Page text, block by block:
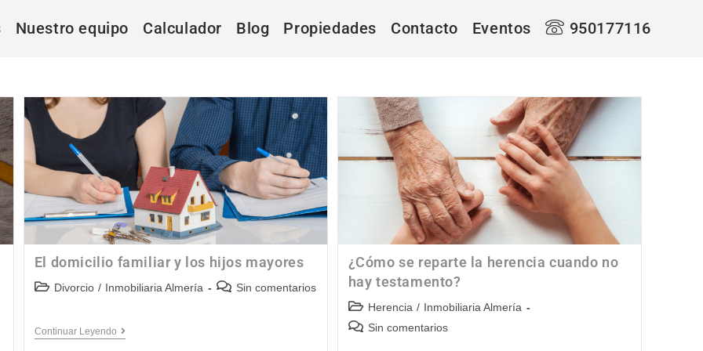
Nuestro equipo Calculador Blog Propiedades Contacto Eventos 950177116
El domicilio familiar y los hijos mayores
Divorcio / Inmobiliaria Almería Sin comentarios
Continuar Leyendo
¿Cómo se reparte la herencia cuando no
hay testamento?
Herencia / Inmobiliaria Almería
Sin comentarios